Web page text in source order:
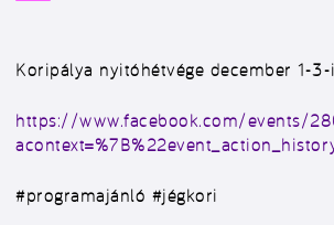
Koripálya nyitóhétvége december 1-
https://www.facebook.com/events/
#programajánló #jégkori